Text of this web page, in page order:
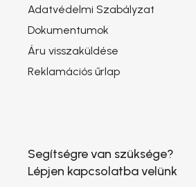
Adatvédelmi Szabályzat
Dokumentumok
Áru visszaküldése
Reklamációs űrlap
Segítségre van szüksége?
Lépjen kapcsolatba velünk